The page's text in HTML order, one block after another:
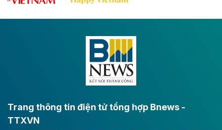
tốc CT.11 qua Ninh Bình
Đông A dài khoảng 25,1 km được kỳ vọng sẽ tạo động
lực phát triển kinh tế - xã hội khu vực phía Nam đồng
Long Thành
Tổng công ty Cảng hàng không Việt Nam - CTCP
Trang thông tin điện tử tổng hợp Bnews -
TTXVN